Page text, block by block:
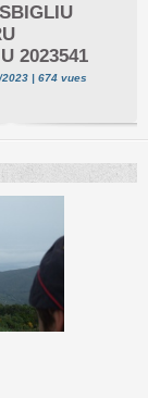
2023541
| 674 vues